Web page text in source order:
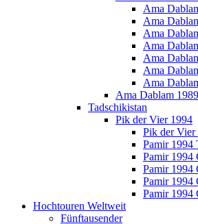
Ama
Ama
Ama
Ama
Ama
Ama
Ama
Ama Dablam
Tadschikistan
Pik der Vier 1994
Pik der Vier
Pamir 1994
Pamir 1994
Pamir 1994
Pamir 1994
Pamir 1994
Hochtouren Weltweit
Fünftausender